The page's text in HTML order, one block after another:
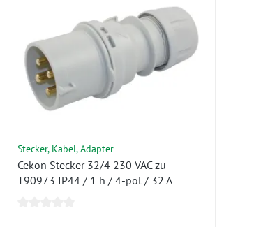
Stecker, Kabel, Adapter
Cekon Stecker 32/4 230 VAC zu
T90973 IP44 / 1 h / 4-pol / 32 A